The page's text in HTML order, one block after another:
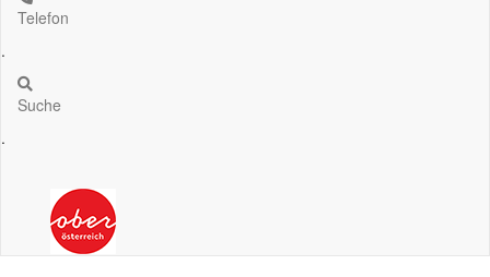
Telefon
.
Suche
.